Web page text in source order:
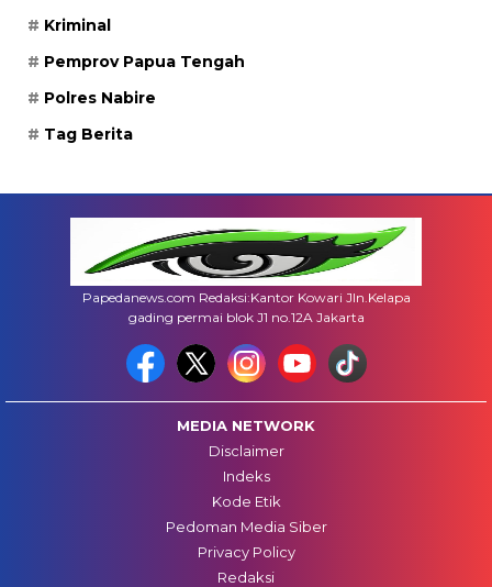
Kriminal
Pemprov Papua Tengah
Polres Nabire
Tag Berita
Papedanews.com Redaksi:Kantor Kowari Jln.Kelapa
gading permai blok J1 no.12A Jakarta
MEDIA NETWORK
Disclaimer
Indeks
Kode Etik
Pedoman Media Siber
Privacy Policy
Redaksi